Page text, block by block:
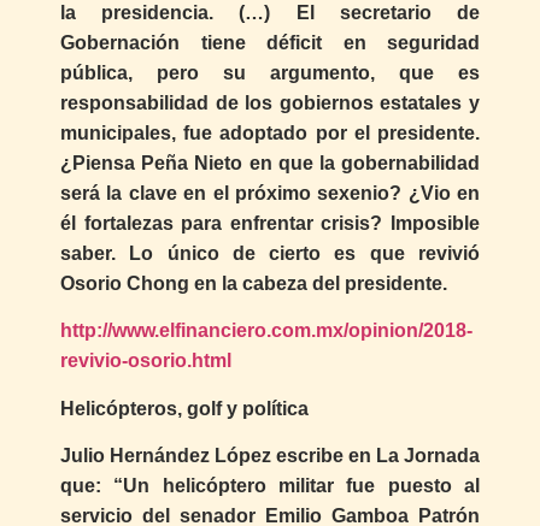
la presidencia. (…) El secretario de
Gobernación tiene déficit en seguridad
pública, pero su argumento, que es
responsabilidad de los gobiernos estatales y
municipales, fue adoptado por el presidente.
¿Piensa Peña Nieto en que la gobernabilidad
será la clave en el próximo sexenio? ¿Vio en
él fortalezas para enfrentar crisis? Imposible
saber. Lo único de cierto es que revivió
Osorio Chong en la cabeza del presidente.
http://www.elfinanciero.com.mx/opinion/2018-
revivio-osorio.html
Helicópteros, golf y política
Julio Hernández López escribe en La Jornada
que: “Un helicóptero militar fue puesto al
servicio del senador Emilio Gamboa Patrón